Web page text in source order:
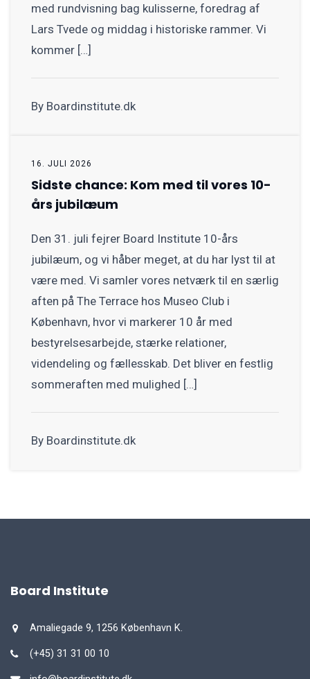
med rundvisning bag kulisserne, foredrag af
Lars Tvede og middag i historiske rammer. Vi
kommer […]
By Boardinstitute.dk
16. JULI 2026
Sidste chance: Kom med til vores 10-
års jubilæum
Den 31. juli fejrer Board Institute 10-års
jubilæum, og vi håber meget, at du har lyst til at
være med. Vi samler vores netværk til en særlig
aften på The Terrace hos Museo Club i
København, hvor vi markerer 10 år med
bestyrelsesarbejde, stærke relationer,
videndeling og fællesskab. Det bliver en festlig
sommeraften med mulighed […]
By Boardinstitute.dk
Board Institute
Amaliegade 9, 1256 København K.
(+45) 31 31 00 10